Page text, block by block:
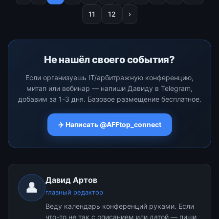
gaming industry. The event
Программа включает более
100 образовательных
11 12 ›
Не нашёл своего события?
Если организуешь IT/арбитражную конференцию,
митап или вебинар — напиши Давиду в Telegram,
добавим за 1-3 дня. Базовое размещение бесплатное.
✈️ Написать @AFFtop_connect
👤 Давид Артов
главный редактор
Веду календарь конференций руками. Если
что-то не так с описанием или датой — пиши